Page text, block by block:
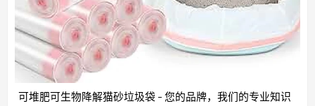
可堆肥可生物降解猫砂垃圾袋 - 您的品牌，我们的专业知识